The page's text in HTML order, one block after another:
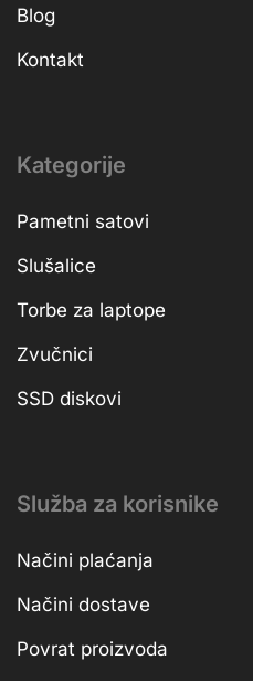
Blog
Kontakt
Kategorije
Pametni satovi
Slušalice
Torbe za laptope
Zvučnici
SSD diskovi
Služba za korisnike
Načini plaćanja
Načini dostave
Povrat proizvoda